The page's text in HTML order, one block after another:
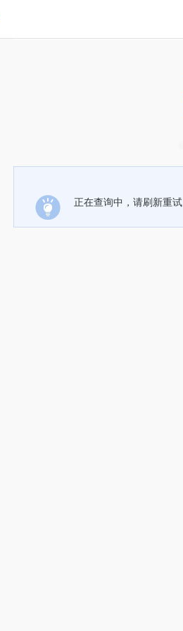
正在查询中，请刷新重试